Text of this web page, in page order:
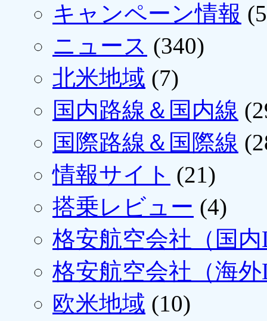
キャンペーン情報
ニュース (340)
北米地域 (7)
国内路線＆国内線
国際路線＆国際線
情報サイト (21)
搭乗レビュー (4)
格安航空会社（国
格安航空会社（海
欧米地域 (10)